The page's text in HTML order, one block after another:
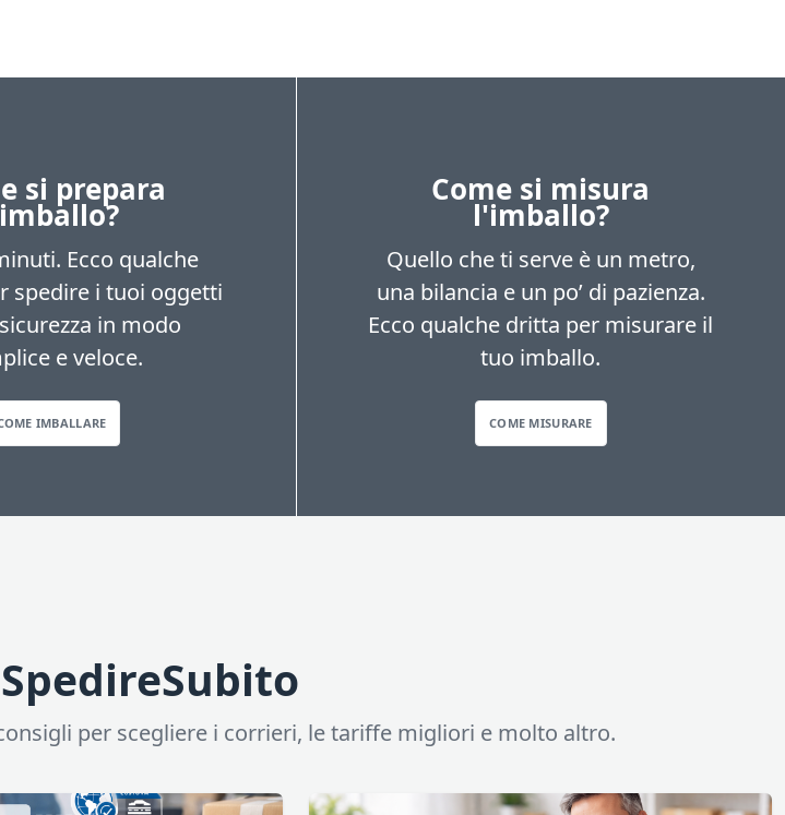
si prepara
Ecco qualche
spedire i tuoi oggetti
in modo
e veloce.
IMBALLARE
Come si misura
l'imballo?
Quello che ti serve è un metro,
una bilancia e un po’ di pazienza.
Ecco qualche dritta per misurare il
tuo imballo.
COME MISURARE
per scegliere i corrieri, le tariffe migliori e molto altro.